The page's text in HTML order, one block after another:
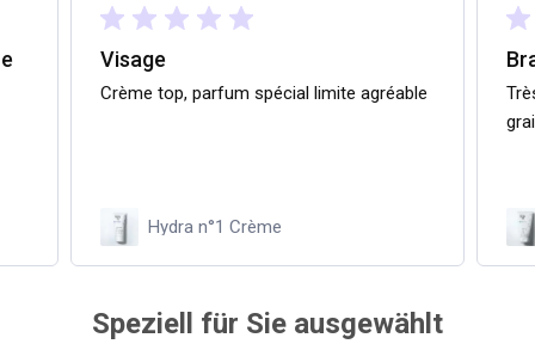
Visage
Crème top, parfum spécial limite agréable
Hydra n°1 Crème
Speziell für Sie ausgewählt